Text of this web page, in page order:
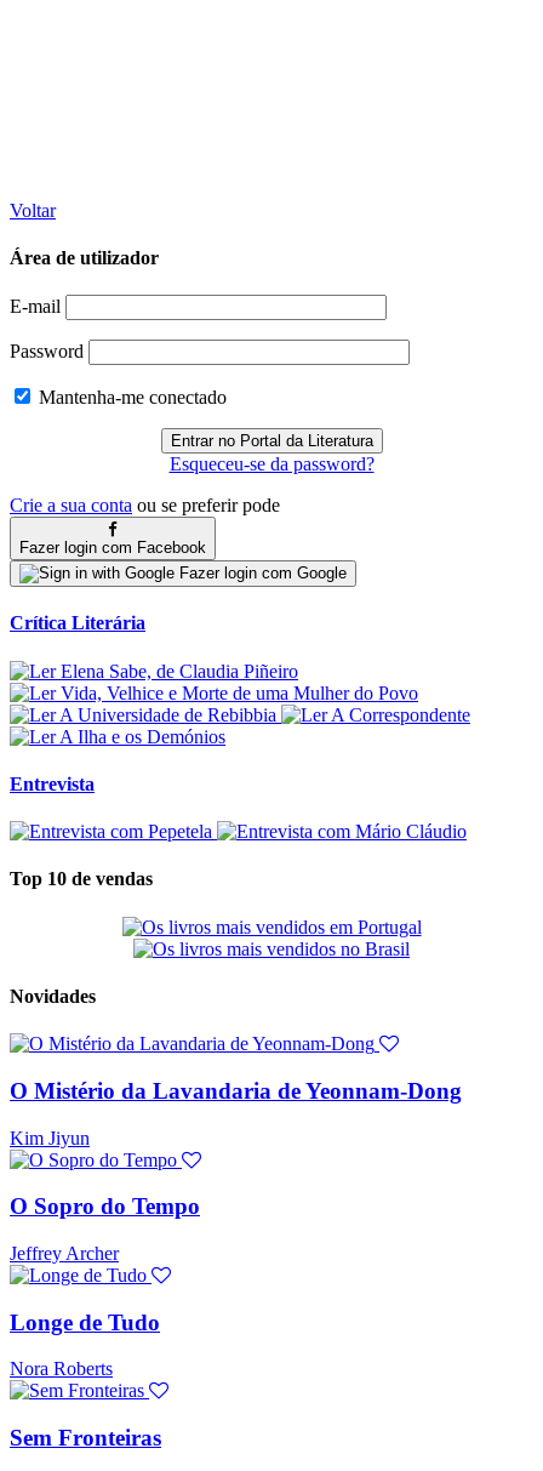
Voltar
Área de utilizador
E-mail
Password
Mantenha-me conectado
Esqueceu-se da password?
Crie a sua conta ou se preferir pode
Fazer login com Facebook
Fazer login com Google
Crítica Literária
Entrevista
Top 10 de vendas
Novidades
O Mistério da Lavandaria de Yeonnam-Dong
Kim Jiyun
O Sopro do Tempo
Jeffrey Archer
Longe de Tudo
Nora Roberts
Sem Fronteiras